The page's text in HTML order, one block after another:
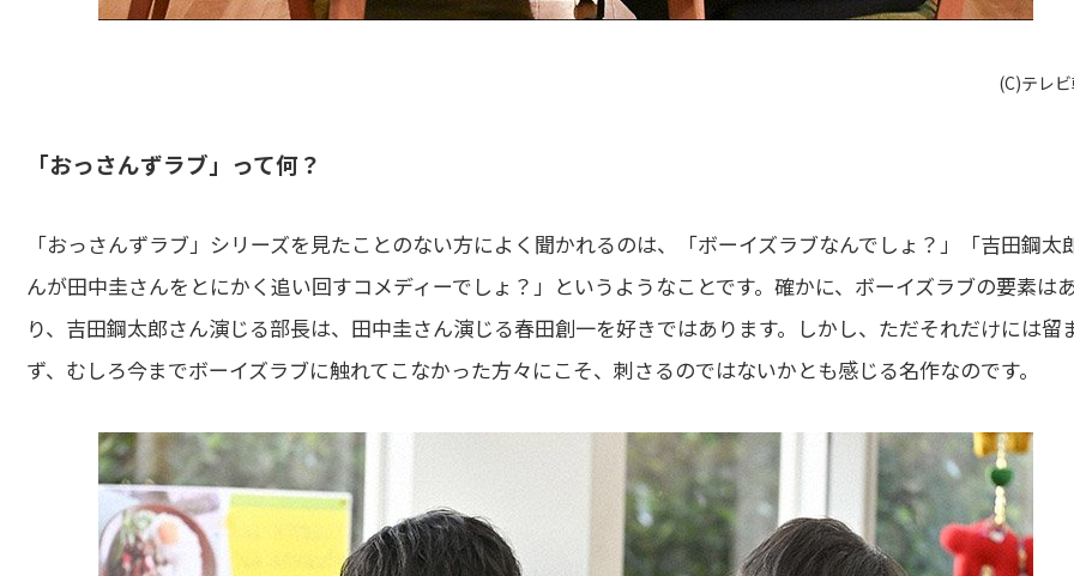
(C)テレ
「おっさんずラブ」って何？
「おっさんずラブ」シリーズを見たことのない方によく聞かれるのは、「ボーイズラブなんでしょ？」「吉田鋼太
んが田中圭さんをとにかく追い回すコメディーでしょ？」というようなことです。確かに、ボーイズラブの要素は
り、吉田鋼太郎さん演じる部長は、田中圭さん演じる春田創一を好きではあります。しかし、ただそれだけには留
ず、むしろ今までボーイズラブに触れてこなかった方々にこそ、刺さるのではないかとも感じる名作なのです。